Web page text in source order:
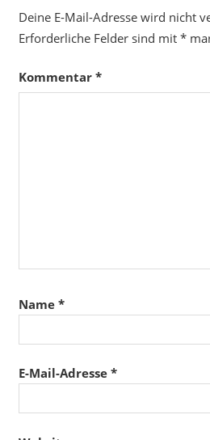
Deine E-Mail-Adresse wird nicht
Erforderliche Felder sind mit *
Kommentar *
Name *
E-Mail-Adresse *